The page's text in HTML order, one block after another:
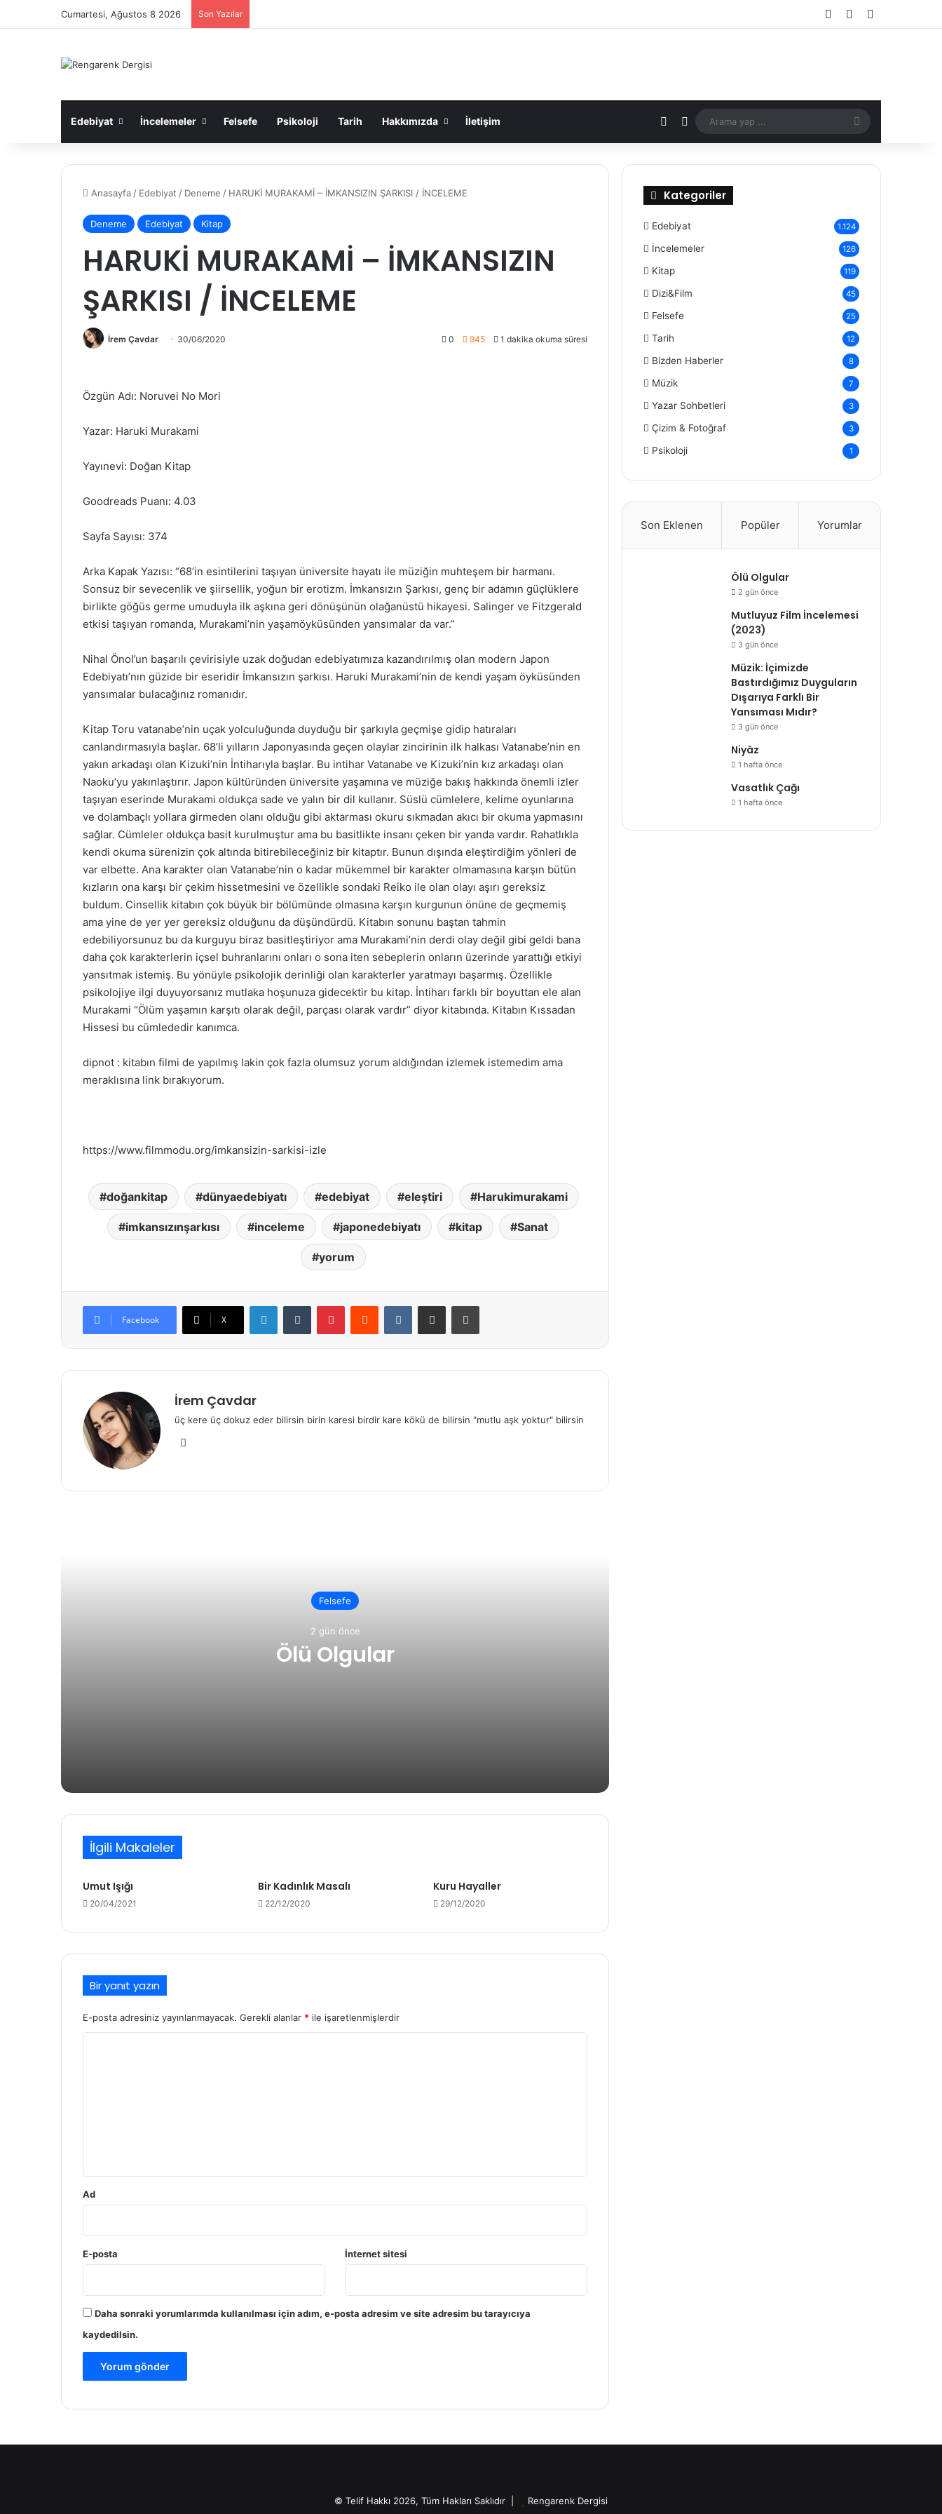
Cumartesi, Ağustos 8 2026 Son Yazılar Kayıt OlRastgele Makale
Edebiyat İncelemeler Felsefe Psikoloji Tarih Hakkımızda İletişim Rastgele Makale
Arama
yap
Anasayfa / Edebiyat / Deneme / HARUKİ MURAKAMİ – İMKANSIZIN ŞARKISI / İNCELEME
Deneme Edebiyat Kitap
HARUKİ MURAKAMİ – İMKANSIZIN
ŞARKISI / İNCELEME
İrem Çavdar 30/06/2020 0 945 1 dakika okuma süresi
Özgün Adı: Noruvei No Mori
Yazar: Haruki Murakami
Yayınevi: Doğan Kitap
Goodreads Puanı: 4.03
Sayfa Sayısı: 374
Arka Kapak Yazısı: “68’in esintilerini taşıyan üniversite hayatı ile müziğin muhteşem bir harmanı.
Sonsuz bir sevecenlik ve şiirsellik, yoğun bir erotizm. İmkansızın Şarkısı, genç bir adamın güçlüklere
birlikte göğüs germe umuduyla ilk aşkına geri dönüşünün olağanüstü hikayesi. Salinger ve Fitzgerald
etkisi taşıyan romanda, Murakami’nin yaşamöyküsünden yansımalar da var.”
Nihal Önol’un başarılı çevirisiyle uzak doğudan edebiyatımıza kazandırılmış olan modern Japon
Edebiyatı’nın güzide bir eseridir İmkansızın şarkısı. Haruki Murakami’nin de kendi yaşam öyküsünden
yansımalar bulacağınız romanıdır.
Kitap Toru vatanabe’nin uçak yolculuğunda duyduğu bir şarkıyla geçmişe gidip hatıraları
canlandırmasıyla başlar. 68’li yılların Japonyasında geçen olaylar zincirinin ilk halkası Vatanabe’nin en
yakın arkadaşı olan Kizuki’nin İntiharıyla başlar. Bu intihar Vatanabe ve Kizuki’nin kız arkadaşı olan
Naoku’yu yakınlaştırır. Japon kültüründen üniversite yaşamına ve müziğe bakış hakkında önemli izler
taşıyan eserinde Murakami oldukça sade ve yalın bir dil kullanır. Süslü cümlelere, kelime oyunlarına
ve dolambaçlı yollara girmeden olanı olduğu gibi aktarması okuru sıkmadan akıcı bir okuma yapmasını
sağlar. Cümleler oldukça basit kurulmuştur ama bu basitlikte insanı çeken bir yanda vardır. Rahatlıkla
kendi okuma sürenizin çok altında bitirebileceğiniz bir kitaptır. Bunun dışında eleştirdiğim yönleri de
var elbette. Ana karakter olan Vatanabe’nin o kadar mükemmel bir karakter olmamasına karşın bütün
kızların ona karşı bir çekim hissetmesini ve özellikle sondaki Reiko ile olan olayı aşırı gereksiz
buldum. Cinsellik kitabın çok büyük bir bölümünde olmasına karşın kurgunun önüne de geçmemiş
ama yine de yer yer gereksiz olduğunu da düşündürdü. Kitabın sonunu baştan tahmin
edebiliyorsunuz bu da kurguyu biraz basitleştiriyor ama Murakami’nin derdi olay değil gibi geldi bana
daha çok karakterlerin içsel buhranlarını onları o sona iten sebeplerin onların üzerinde yarattığı etkiyi
yansıtmak istemiş. Bu yönüyle psikolojik derinliği olan karakterler yaratmayı başarmış. Özellikle
psikolojiye ilgi duyuyorsanız mutlaka hoşunuza gidecektir bu kitap. İntiharı farklı bir boyuttan ele alan
Murakami “Ölüm yaşamın karşıtı olarak değil, parçası olarak vardır” diyor kitabında. Kitabın Kıssadan
Hissesi bu cümlededir kanımca.
dipnot : kitabın filmi de yapılmış lakin çok fazla olumsuz yorum aldığından izlemek istemedim ama
meraklısına link bırakıyorum.
https://www.filmmodu.org/imkansizin-sarkisi-izle
doğankitap dünyaedebiyatı edebiyat eleştiri Harukimurakami
imkansızınşarkısı inceleme japonedebiyatı kitap Sanat
yorum
Facebook X
LinkedInTumblr PinterestReddit VKontakteE-Posta ile paylaş Yazdır
İrem Çavdar
üç kere üç dokuz eder bilirsin birin karesi birdir kare kökü de bilirsin "mutlu aşk yoktur" bilirsin
Felsefe
2 gün önce
Ölü Olgular
Müzik: İçimizde Bastırdığımız Duyguların Dışarıya Farklı Bir Yansıması Mıdır?
1 hafta önce
1 hafta önce
Vasatlık Çağı
13/12/2025
Çocuklar İçin Dünyayı Kim Kuruyor?
İlgili Makaleler
Umut Işığı
20/04/2021
Bir Kadınlık Masalı
22/12/2020
Kuru Hayaller
29/12/2020
Bir yanıt yazın
E-posta adresiniz yayınlanmayacak. Gerekli alanlar * ile işaretlenmişlerdir
Ad
E-posta İnternet sitesi
Daha sonraki yorumlarımda kullanılması için adım, e-posta adresim ve site adresim bu tarayıcıya
kaydedilsin.
Kategoriler
Edebiyat 1.124
İncelemeler 126
Kitap 119
Dizi&Film 45
Felsefe 25
Tarih 12
Bizden Haberler 8
Müzik 7
Yazar Sohbetleri 3
Çizim & Fotoğraf 3
Psikoloji 1
Son Eklenen Popüler Yorumlar
Ölü Olgular
2 gün önce
Mutluyuz Film İncelemesi
(2023)
3 gün önce
Müzik: İçimizde
Bastırdığımız Duyguların
Dışarıya Farklı Bir
Yansıması Mıdır?
3 gün önce
Niyâz
1 hafta önce
Vasatlık Çağı
1 hafta önce
© Telif Hakkı 2026, Tüm Hakları Saklıdır | Rengarenk Dergisi